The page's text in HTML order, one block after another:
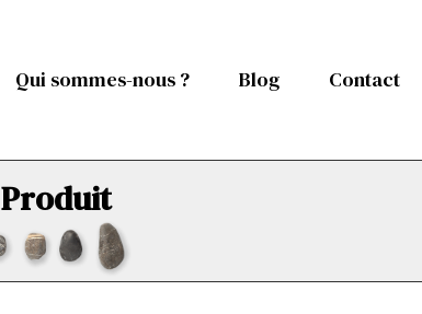
Qui sommes-nous ? Blog Contact
Produit